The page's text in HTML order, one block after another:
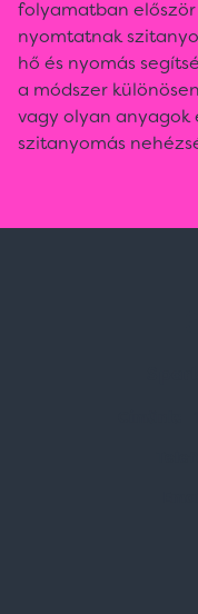
folyamatban
nyomtatnak
hő és nyomás
a módszer
vagy olyan anyagok
szitanyomás